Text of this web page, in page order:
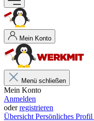
Mein Konto
Menü schließen
Mein Konto
Anmelden
oderregistrieren
Übersicht Persönliches Profil